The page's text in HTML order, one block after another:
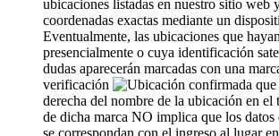
ubicaciones listadas en nuestro sitio web
coordenadas exactas mediante un
Eventualmente, las ubicaciones que
presencialmente o cuya identificación
dudas aparecerán marcadas con una
verificación
que
derecha del nombre de la ubicación en
de dicha marca NO implica que los
se correspondan con el ingreso al lugar